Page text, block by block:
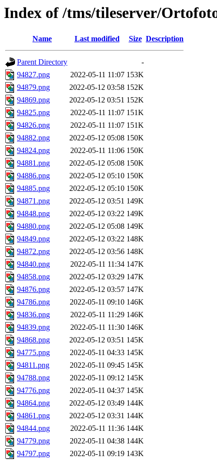
Index of /tms/tileserver/
Name Last modified Size Description
Parent Directory
-
94827.png
2022-05-11 11:07 153K
94879.png
2022-05-12 03:58 152K
94869.png
2022-05-12 03:51 152K
94825.png
2022-05-11 11:07 151K
94826.png
2022-05-11 11:07 151K
94882.png
2022-05-12 05:08 150K
94824.png
2022-05-11 11:06 150K
94881.png
2022-05-12 05:08 150K
94886.png
2022-05-12 05:10 150K
94885.png
2022-05-12 05:10 150K
94871.png
2022-05-12 03:51 149K
94848.png
2022-05-12 03:22 149K
94880.png
2022-05-12 05:08 149K
94849.png
2022-05-12 03:22 148K
94872.png
2022-05-12 03:56 148K
94840.png
2022-05-11 11:34 147K
94858.png
2022-05-12 03:29 147K
94876.png
2022-05-12 03:57 147K
94786.png
2022-05-11 09:10 146K
94836.png
2022-05-11 11:29 146K
94839.png
2022-05-11 11:30 146K
94868.png
2022-05-12 03:51 145K
94775.png
2022-05-11 04:33 145K
94811.png
2022-05-11 09:45 145K
94788.png
2022-05-11 09:12 145K
94776.png
2022-05-11 04:37 145K
94864.png
2022-05-12 03:49 144K
94861.png
2022-05-12 03:31 144K
94844.png
2022-05-11 11:36 144K
94779.png
2022-05-11 04:38 144K
94797.png
2022-05-11 09:19 143K